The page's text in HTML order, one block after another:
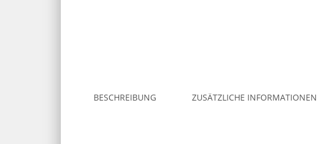
BESCHREIBUNG ZUSÄTZLICHE INFORMATIONEN